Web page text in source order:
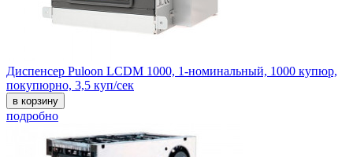
Диспенсер Puloon LCDM 1000, 1-номинальный, 1000 купюр,
покупюрно, 3,5 куп/сек
в корзину
подробно